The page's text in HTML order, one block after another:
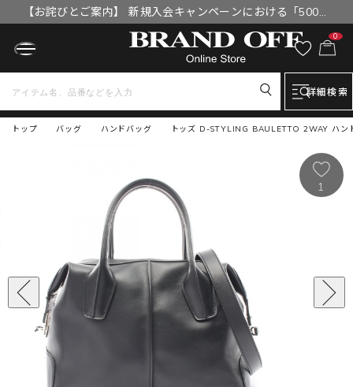
【お詫びとご案内】 新規入会キャンペーンにおける「500円
OFFクーポン」付与漏れと補填について
0
詳細検索
トップ トッズ D-STYLING BAULETTO 2WAY ハン
バッグ ハンドバッグ
1